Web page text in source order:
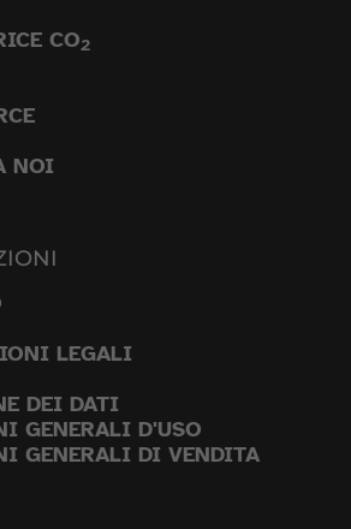
CO2
NOI
LEGALI
DEI DATI
GENERALI D'USO
GENERALI DI VENDITA